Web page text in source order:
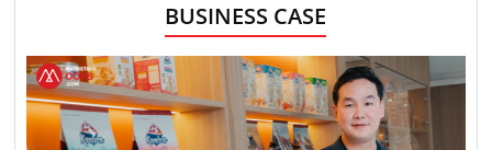
BUSINESS CASE